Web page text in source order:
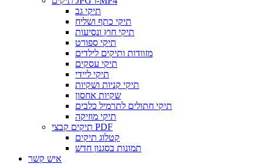
תיקי גב
תיקי כתף ושליח
תיקי חוץ ונסיעות
תיקי ספורט
מזוודות ותיקים לילדים
תיקי עסקים
תיקי ליידי
תיקי קניות ושקיות
שקיות אחסון
תיקי חתולים לתרמיל כלבים
תיקי מוזיקה
תיקים קבצי PDF
קטלוג תיקים
תמונות בסגנון חדש
איש קשר